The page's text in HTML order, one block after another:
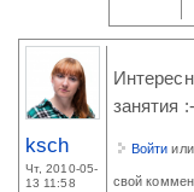
ksch
Чт, 2010-05-
13 11:58
занятия
Войти или
свой